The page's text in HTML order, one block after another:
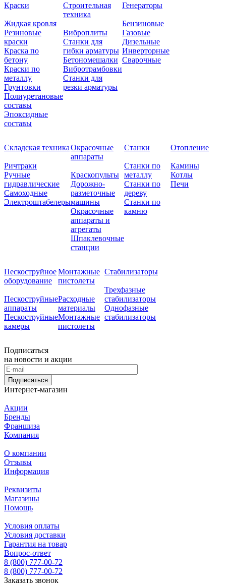
Краски
Жидкая кровля
Резиновые
краски
Краска по
бетону
Краски по
металлу
Грунтовки
Полиуретановые
составы
Эпоксидные
составы
Строительная
техника
Виброплиты
Станки для
гибки арматуры
Бетономешалки
Вибротрамбовки
Станки для
резки арматуры
Генераторы
Бензиновые
Газовые
Дизельные
Инверторные
Сварочные
Складская техника
Ричтраки
Ручные
гидравлические
Самоходные
Электроштабелеры
Окрасочные
аппараты
Краскопульты
Дорожно-
разметочные
машины
Окрасочные
аппараты и
агрегаты
Шпаклевочные
станции
Станки
Станки по
металлу
Станки по
дереву
Станки по
камню
Отопление
Камины
Котлы
Печи
Пескоструйное
оборудование
Пескоструйные
аппараты
Пескоструйные
камеры
Монтажные
пистолеты
Расходные
материалы
Монтажные
пистолеты
Стабилизаторы
Трехфазные
стабилизаторы
Однофазные
стабилизаторы
Подписаться
на новости и акции
Подписаться
Интернет-магазин
Акции
Бренды
Франшиза
Компания
О компании
Отзывы
Информация
Реквизиты
Магазины
Помощь
Условия оплаты
Условия доставки
Гарантия на товар
Вопрос-ответ
8 (800) 777-00-72
8 (800) 777-00-72
Заказать звонок